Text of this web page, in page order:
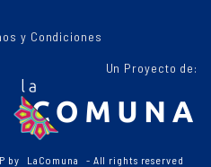
y Condiciones
Un Proyecto de:
by LaComuna - All rights reserved